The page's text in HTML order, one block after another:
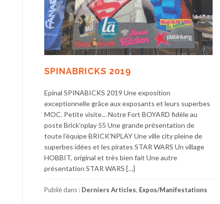
SPINABRICKS 2019
Epinal SPINABICKS 2019 Une exposition
exceptionnelle grâce aux exposants et leurs superbes
MOC. Petite visite… Notre Fort BOYARD fidèle au
poste Brick’nplay 55 Une grande présentation de
toute l’équipe BRICK’NPLAY Une ville city pleine de
superbes idées et les pirates STAR WARS Un village
HOBBIT, original et très bien fait Une autre
présentation STAR WARS […]
Publié dans : Derniers Articles, Expos/Manifestations